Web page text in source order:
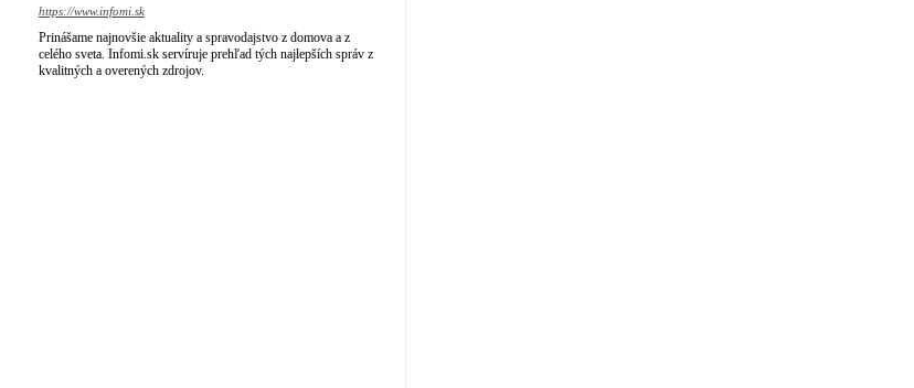
https://www.infomi.sk
Prinášame najnovšie aktuality a spravodajstvo z domova a z
celého sveta. Infomi.sk servíruje prehľad tých najlepších správ z
kvalitných a overených zdrojov.